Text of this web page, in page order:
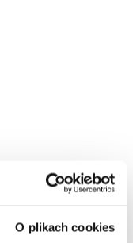
O plikach cookies